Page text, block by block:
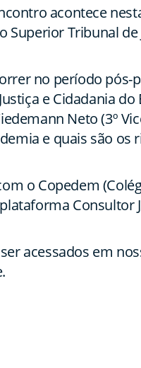
acontece
Tribunal de
no período pós-
e Cidadania do
Neto (3º
e quais são os
o Copedem
Consultor
acessados em